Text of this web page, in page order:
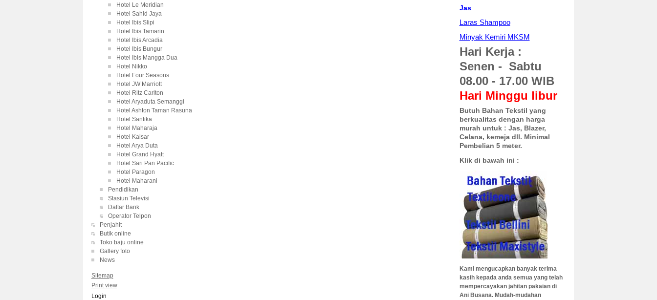
Hotel Le Meridian
Hotel Sahid Jaya
Hotel Ibis Slipi
Hotel Ibis Tamarin
Hotel Ibis Arcadia
Hotel Ibis Bungur
Hotel Ibis Mangga Dua
Hotel Nikko
Hotel Four Seasons
Hotel JW Marriott
Hotel Ritz Carlton
Hotel Aryaduta Semanggi
Hotel Ashton Taman Rasuna
Hotel Santika
Hotel Maharaja
Hotel Kaisar
Hotel Arya Duta
Hotel Grand Hyatt
Hotel Sari Pan Pacific
Hotel Paragon
Hotel Maharani
Pendidikan
Stasiun Televisi
Daftar Bank
Operator Telpon
Penjahit
Butik online
Toko baju online
Gallery foto
News
Sitemap
Print view
Login
Jas
Laras Shampoo
Minyak Kemiri MKSM
Hari Kerja :
Senen - Sabtu
08.00 - 17.00 WIB
Hari Minggu libur
Butuh Bahan Tekstil yang
berkualitas dengan harga
murah untuk : Jas, Blazer,
Celana, kemeja dll. Minimal
Pembelian 5 meter.
Klik di bawah ini :
Kami mengucapkan banyak terima
kasih kepada anda semua yang telah
mempercayakan jahitan pakaian di
Ani Busana. Mudah-mudahan